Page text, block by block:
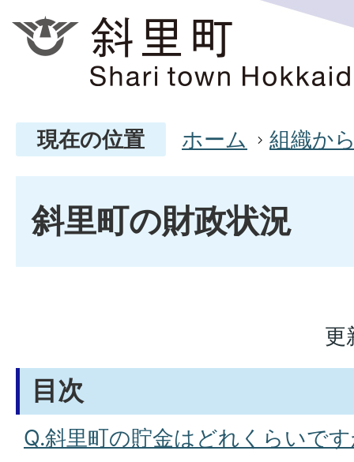
現在の位置 ホーム 組織か
斜里町の財政状況
更
目次
Q.斜里町の貯金はどれくらいで